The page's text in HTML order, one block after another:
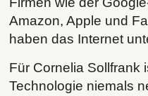
Amazon, Apple und
haben das Internet
Für Cornelia Sollfrank
Technologie niemals